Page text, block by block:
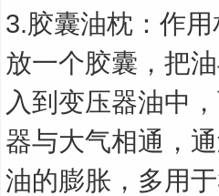
3.胶囊油枕：作
放一个胶囊，把
入到变压器油中
器与大气相通，
油的膨胀，多用